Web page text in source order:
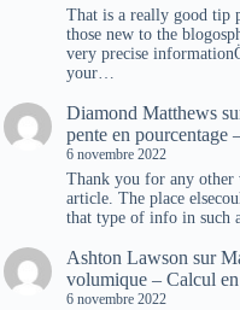
That is a really good tip
those new to the
very precise
your…
Diamond Matthews
pente en pourcentage
6 novembre 2022
Thank you for any other
article. The place
that type of info in such
Ashton Lawson sur
volumique – Calcul
6 novembre 2022